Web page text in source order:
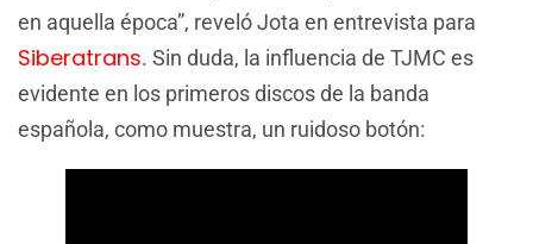
en aquella época”, reveló Jota en entrevista para
Siberatrans. Sin duda, la influencia de TJMC es
evidente en los primeros discos de la banda
española, como muestra, un ruidoso botón: